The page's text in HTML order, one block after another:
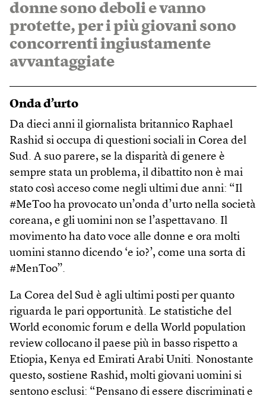
donne sono deboli e vanno
protette, per i più giovani sono
concorrenti ingiustamente
avvantaggiate
Onda d’urto
Da dieci anni il giornalista britannico Raphael
Rashid si occupa di questioni sociali in Corea del
Sud. A suo parere, se la disparità di genere è
sempre stata un problema, il dibattito non è mai
stato così acceso come negli ultimi due anni: “Il
#MeToo ha provocato un’onda d’urto nella società
coreana, e gli uomini non se l’aspettavano. Il
movimento ha dato voce alle donne e ora molti
uomini stanno dicendo ‘e io?’, come una sorta di
#MenToo”.
La Corea del Sud è agli ultimi posti per quanto
riguarda le pari opportunità. Le statistiche del
World economic forum e della World population
review collocano il paese più in basso rispetto a
Etiopia, Kenya ed Emirati Arabi Uniti. Nonostante
questo, sostiene Rashid, molti giovani uomini si
sentono esclusi: “Pensano di essere discriminati e